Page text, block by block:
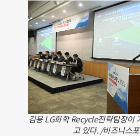
김용 LG화학 Recycle전략팀장이
고 있다. /비즈니스